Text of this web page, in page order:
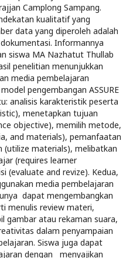
Camplong Sampang.
kualitatif yang
data yang diperoleh adalah
Informannya
siswa MA Nazhatut Thullab
penelitian menunjukkan
media pembelajaran
pengembangan ASSURE
analisis karakteristik peserta
menetapkan tujuan
objective), memilih metode,
and materials), pemanfaatan
(utilize materials), melibatkan
(requires learner
(evaluate and revize). Kedua,
media pembelajaran
dapat mengembangkan
menulis review materi,
gambar atau rekaman suara,
dalam penyampaian
Siswa juga dapat
dengan menyajikan